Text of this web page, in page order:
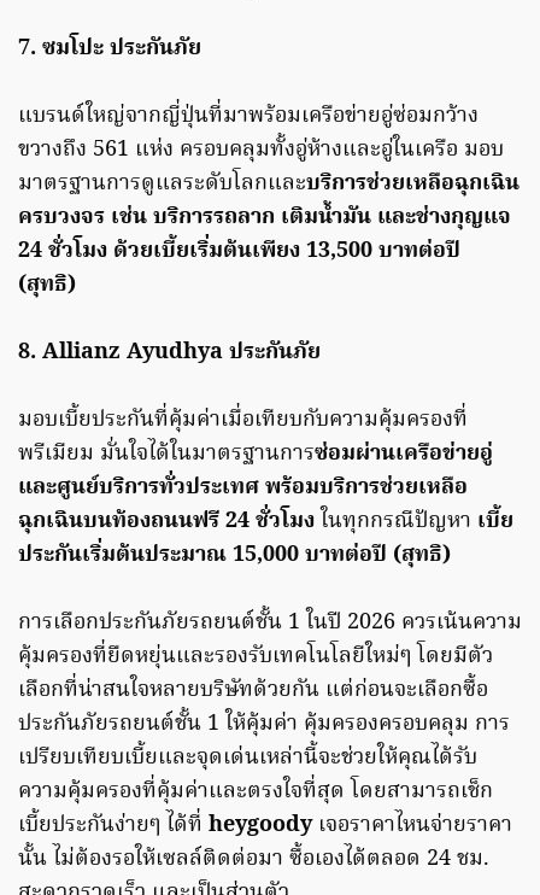
7. ซมโปะ ประกันภัย
แบรนด์ใหญ่จากญี่ปุ่นที่มาพร้อมเครือข่ายอู่ซ่อมกว้าง
ขวางถึง 561 แห่ง ครอบคลุมทั้งอู่ห้างและอู่ในเครือ มอบ
มาตรฐานการดูแลระดับโลกและบริการช่วยเหลือฉุกเฉิน
ครบวงจร เช่นบริการรถลาก เติมน้ำมัน และช่างกุญแจ
24 ชั่วโมง ด้วยเบี้ยเริ่มต้นเพียง 13,500 บาทต่อปี
(สุทธิ)
8. Allianz Ayudhya ประกันภัย
มอบเบี้ยประกันที่คุ้มค่าเมื่อเทียบกับความคุ้มครองที่
พรีเมียม มั่นใจได้ในมาตรฐานการซ่อมผ่านเครือข่ายอู่
และศูนย์บริการทั่วประเทศ พร้อมบริการช่วยเหลือ
ฉุกเฉินบนท้องถนนฟรี 24 ชั่วโมงในทุกกรณีปัญหา เบี้ย
ประกันเริ่มต้นประมาณ 15,000 บาทต่อปี (สุทธิ)
การเลือกประกันภัยรถยนต์ชั้น 1 ในปี 2026 ควรเน้นความ
คุ้มครองที่ยืดหยุ่นและรองรับเทคโนโลยีใหม่ๆ โดยมีตัว
เลือกที่น่าสนใจหลายบริษัทด้วยกัน แต่ก่อนจะเลือกซื้อ
ประกันภัยรถยนต์ชั้น 1 ให้คุ้มค่า คุ้มครองครอบคลุม การ
เปรียบเทียบเบี้ยและจุดเด่นเหล่านี้จะช่วยให้คุณได้รับ
ความคุ้มครองที่คุ้มค่าและตรงใจที่สุด โดยสามารถเช็ก
เบี้ยประกันง่ายๆ ได้ที่ heygoodyเจอราคาไหนจ่ายราคา
นั้น ไม่ต้องรอให้เซลล์ติดต่อมา ซื้อเองได้ตลอด 24 ชม.